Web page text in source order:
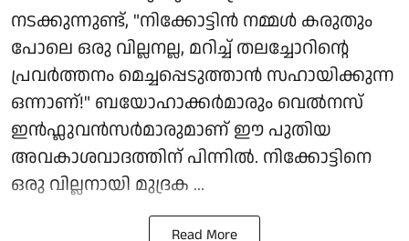
നടക്കുന്നുണ്ട്, "നിക്കോട്ടിൻ നമ്മൾ കരുതും
പോലെ ഒരു വില്ലനല്ല, മറിച്ച് തലച്ചോറിന്റെ
പ്രവർത്തനം മെച്ചപ്പെടുത്താൻ സഹായിക്കുന്ന
ഒന്നാണ്!" ബയോഹാക്കർമാരും വെൽനസ്
ഇൻഫ്ലുവൻസർമാരുമാണ് ഈ പുതിയ
അവകാശവാദത്തിന് പിന്നിൽ. നിക്കോട്ടിനെ
ഒരു വില്ലനായി മുദ്രക ...
Read More